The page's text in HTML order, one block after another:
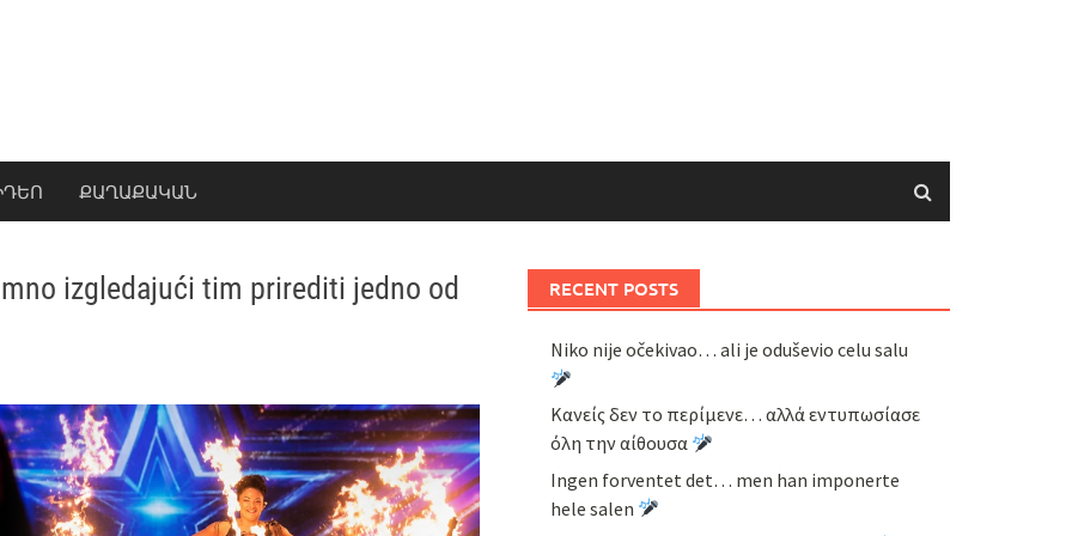
ՔԱՂԱՔԱԿԱՆ
izgledajući tim prirediti jedno od
RECENT POSTS
Niko nije očekivao… ali je oduševio celu salu
Κανείς δεν το περίμενε… αλλά εντυπωσίασε
όλη την αίθουσα
Ingen forventet det… men han imponerte
hele salen